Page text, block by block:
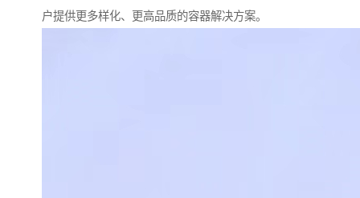
户提供更多样化、更高品质的容器解决方案。